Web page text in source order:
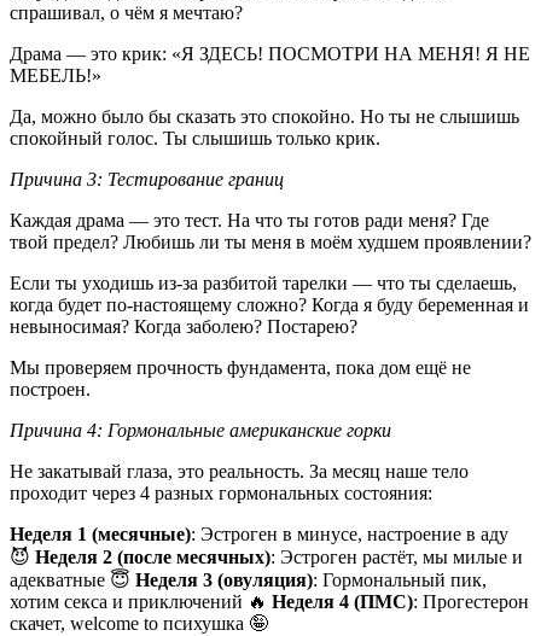
спрашивал, о чём я мечтаю?
Драма — это крик: «Я ЗДЕСЬ! ПОСМОТРИ НА МЕНЯ! Я НЕ
МЕБЕЛЬ!»
Да, можно было бы сказать это спокойно. Но ты не слышишь
спокойный голос. Ты слышишь только крик.
Причина 3: Тестирование границ
Каждая драма — это тест. На что ты готов ради меня? Где
твой предел? Любишь ли ты меня в моём худшем проявлении?
Если ты уходишь из-за разбитой тарелки — что ты сделаешь,
когда будет по-настоящему сложно? Когда я буду беременная и
невыносимая? Когда заболею? Постарею?
Мы проверяем прочность фундамента, пока дом ещё не
построен.
Причина 4: Гормональные американские горки
Не закатывай глаза, это реальность. За месяц наше тело
проходит через 4 разных гормональных состояния:
Неделя 1 (месячные): Эстроген в минусе, настроение в аду
😈 Неделя 2 (после месячных): Эстроген растёт, мы милые и
адекватные 😇 Неделя 3 (овуляция): Гормональный пик,
хотим секса и приключений 🔥 Неделя 4 (ПМС): Прогестерон
скачет, welcome to психушка 🤪